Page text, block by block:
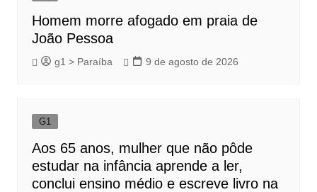
Homem morre afogado em praia de
João Pessoa
g1 > Paraíba 9 de agosto de 2026
G1
Aos 65 anos, mulher que não pôde
estudar na infância aprende a ler,
conclui ensino médio e escreve livro na